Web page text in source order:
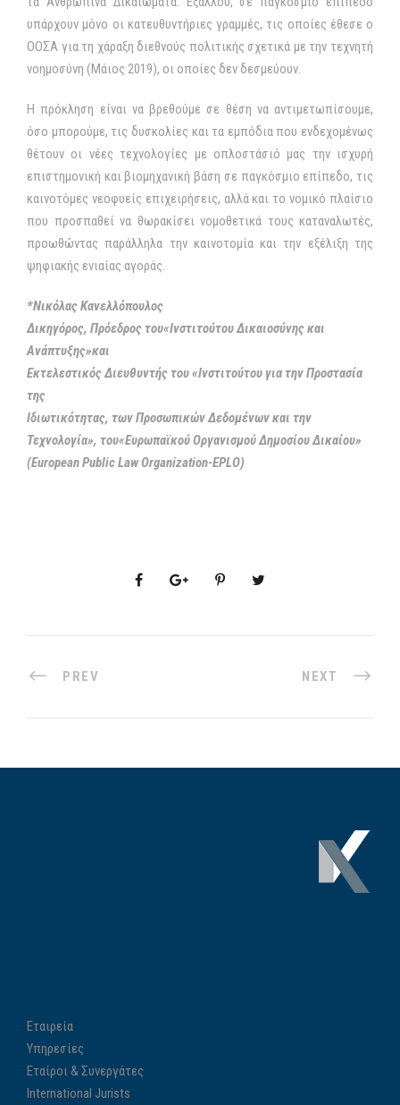
υπάρχουν μόνο οι κατευθυντήριες γραμμές, τις οποίες έθεσε ο
ΟΟΣΑ για τη χάραξη διεθνούς πολιτικής σχετικά με την τεχνητή
νοημοσύνη (Μάιος 2019), οι οποίες δεν δεσμεύουν.
Η πρόκληση είναι να βρεθούμε σε θέση να αντιμετωπίσουμε,
όσο μπορούμε, τις δυσκολίες και τα εμπόδια που ενδεχομένως
θέτουν οι νέες τεχνολογίες με οπλοστάσιό μας την ισχυρή
επιστημονική και βιομηχανική βάση σε παγκόσμιο επίπεδο, τις
καινοτόμες νεοφυείς επιχειρήσεις, αλλά και το νομικό πλαίσιο
που προσπαθεί να θωρακίσει νομοθετικά τους καταναλωτές,
προωθώντας παράλληλα την καινοτομία και την εξέλιξη της
ψηφιακής ενιαίας αγοράς.
*Νικόλας Κανελλόπουλος
Δικηγόρος, Πρόεδρος του«Ινστιτούτου Δικαιοσύνης και
Ανάπτυξης»και
Εκτελεστικός Διευθυντής του «Ινστιτούτου για την Προστασία
της
Ιδιωτικότητας, των Προσωπικών Δεδομένων και την
Τεχνολογία», του«Ευρωπαϊκού Οργανισμού Δημοσίου Δικαίου»
(European Public Law Organization-EPLO)
PREV NEXT
Εταιρεία
Υπηρεσίες
Εταίροι & Συνεργάτες
International Jurists